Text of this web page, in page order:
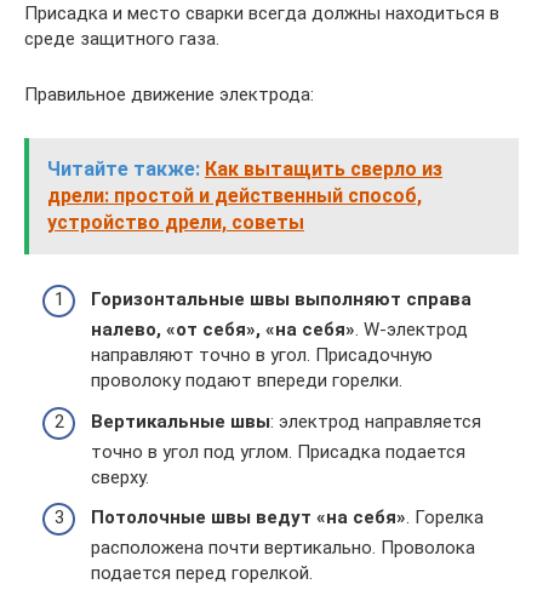
Присадка и место сварки всегда должны находиться в
среде защитного газа.
Правильное движение электрода:
Читайте также: Как вытащить сверло из
дрели: простой и действенный способ,
устройство дрели, советы
Горизонтальные швы выполняют справа
налево, «от себя», «на себя». W-электрод
направляют точно в угол. Присадочную
проволоку подают впереди горелки.
Вертикальные швы: электрод направляется
точно в угол под углом. Присадка подается
сверху.
Потолочные швы ведут «на себя». Горелка
расположена почти вертикально. Проволока
подается перед горелкой.